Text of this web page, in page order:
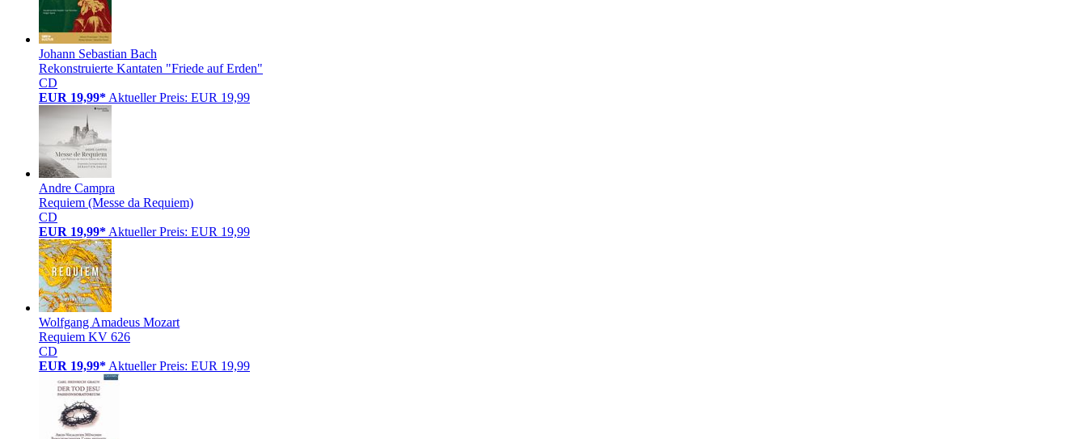
Johann Sebastian Bach
Rekonstruierte Kantaten "Friede auf Erden"
CD
EUR 19,99* Aktueller Preis: EUR 19,99
Andre Campra
Requiem (Messe da Requiem)
CD
EUR 19,99* Aktueller Preis: EUR 19,99
Wolfgang Amadeus Mozart
Requiem KV 626
CD
EUR 19,99* Aktueller Preis: EUR 19,99